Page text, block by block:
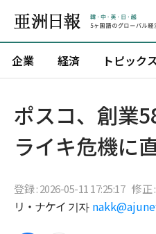
企業 経済 トピック
ポスコ、創業
ライキ危機に
登録 : 2026-05-11 17:25:17 修正
リ・ナケイ 기자